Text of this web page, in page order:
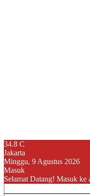
34.8 C
Jakarta
Minggu, 9 Agustus 2026
Masuk
Selamat Datang! Masuk ke